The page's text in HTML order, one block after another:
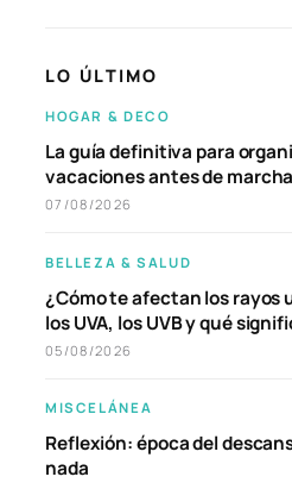
LO ÚLTIMO
HOGAR & DECO
La guía definitiva para
vacaciones antes de
07/08/2026
BELLEZA & SALUD
¿Cómo te afectan los rayos
los UVA, los UVB y qué
05/08/2026
MISCELÁNEA
Reflexión: época del
nada